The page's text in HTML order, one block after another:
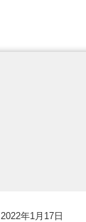
2022年1月17日